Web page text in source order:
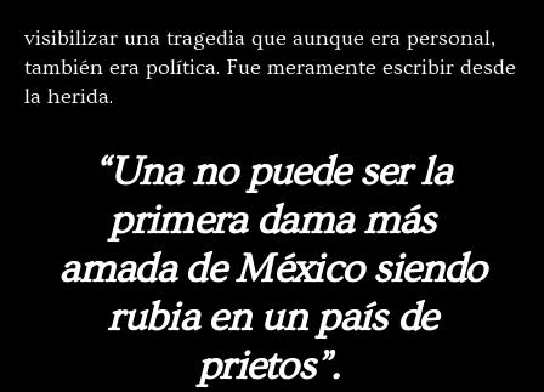
visibilizar una tragedia que aunque era personal,
también era política. Fue meramente escribir desde
la herida.
“Una no puede ser la
primera dama más
amada de México siendo
rubia en un país de
prietos”.